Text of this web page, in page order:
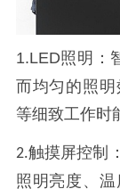
1.LED照明：
而均匀的照
等细致工作时
2.触摸屏控制
照明亮度、